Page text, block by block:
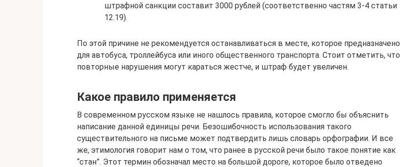
штрафной санкции составит 3000 рублей (соответственно частям 3-4 статьи
12.19).
По этой причине не рекомендуется останавливаться в месте, которое предназначено
для автобуса, троллейбуса или иного общественного транспорта. Стоит отметить, что
повторные нарушения могут караться жестче, и штраф будет увеличен.
Какое правило применяется
В современном русском языке не нашлось правила, которое смогло бы объяснить
написание данной единицы речи. Безошибочность использования такого
существительного на письме может подтвердить лишь словарь орфографии. И все
же, этимология говорит нам о том, что ранее в русской речи было такое понятие как
“стан”. Этот термин обозначал место на большой дороге, которое было отведено